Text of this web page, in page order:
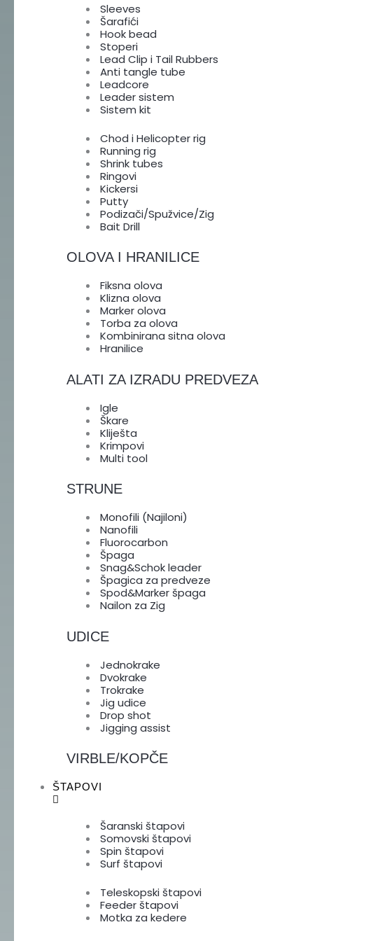
Sleeves
Šarafići
Hook bead
Stoperi
Lead Clip i Tail Rubbers
Anti tangle tube
Leadcore
Leader sistem
Sistem kit
Chod i Helicopter rig
Running rig
Shrink tubes
Ringovi
Kickersi
Putty
Podizači/Spužvice/Zig
Bait Drill
OLOVA I HRANILICE
Fiksna olova
Klizna olova
Marker olova
Torba za olova
Kombinirana sitna olova
Hranilice
ALATI ZA IZRADU PREDVEZA
Igle
Škare
Kliješta
Krimpovi
Multi tool
STRUNE
Monofili (Najiloni)
Nanofili
Fluorocarbon
Špaga
Snag&Schok leader
Špagica za predveze
Spod&Marker špaga
Nailon za Zig
UDICE
Jednokrake
Dvokrake
Trokrake
Jig udice
Drop shot
Jigging assist
VIRBLE/KOPČE
ŠTAPOVI
Šaranski štapovi
Somovski štapovi
Spin štapovi
Surf štapovi
Teleskopski štapovi
Feeder štapovi
Motka za kedere